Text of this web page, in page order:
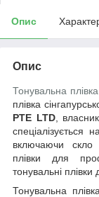
Опис
Опис
Тонувальна плівка
плівка
PTE LTD,
спеціалізується
включаючи скло
плівки для
тонувальні плівки
Тонувальна